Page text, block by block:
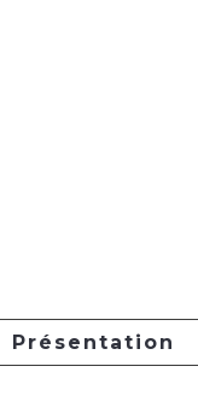
Présentation